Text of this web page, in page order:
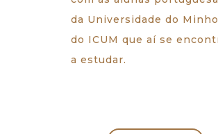
da Universidade do
do ICUM que aí se
a estudar.